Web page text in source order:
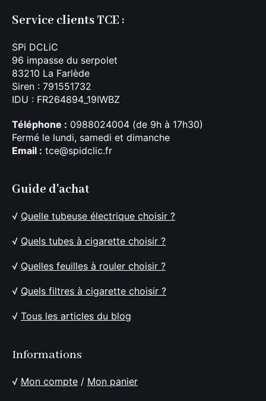
Service clients TCE :
SPi DCLiC
96 impasse du serpolet
83210 La Farlède
Siren : 791551732
IDU : FR264894_19IWBZ
Téléphone : 0988024004 (de 9h à 17h30)
Fermé le lundi, samedi et dimanche
Email : tce@spidclic.fr
Guide d'achat
√ Quelle tubeuse électrique choisir ?
√ Quels tubes à cigarette choisir ?
√ Quelles feuilles à rouler choisir ?
√ Quels filtres à cigarette choisir ?
√ Tous les articles du blog
Informations
√ Mon compte / Mon panier